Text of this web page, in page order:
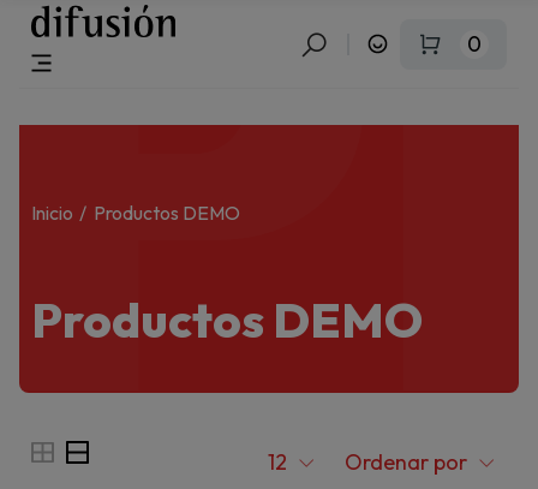
0
Inicio Productos DEMO
Productos DEMO
12 Ordenar por